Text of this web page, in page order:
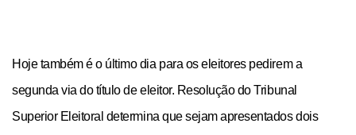
Hoje também é o último dia para os eleitores pedirem a
segunda via do título de eleitor. Resolução do Tribunal
Superior Eleitoral determina que sejam apresentados dois